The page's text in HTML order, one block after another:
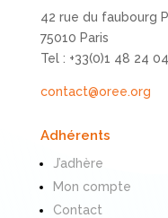
42 rue du faubourg
75010 Paris
Tel : +33(0)1 48 24
contact@oree.org
Adhérents
J’adhère
Mon compte
Contact